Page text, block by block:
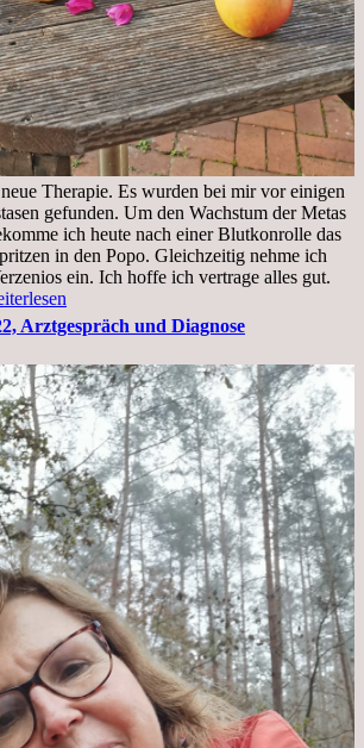
Therapie. Es wurden bei mir vor einigen
gefunden. Um den Wachstum der Metas
ich heute nach einer Blutkonrolle das
in den Popo. Gleichzeitig nehme ich
ein. Ich hoffe ich vertrage alles gut.
Arztgespräch und Diagnose